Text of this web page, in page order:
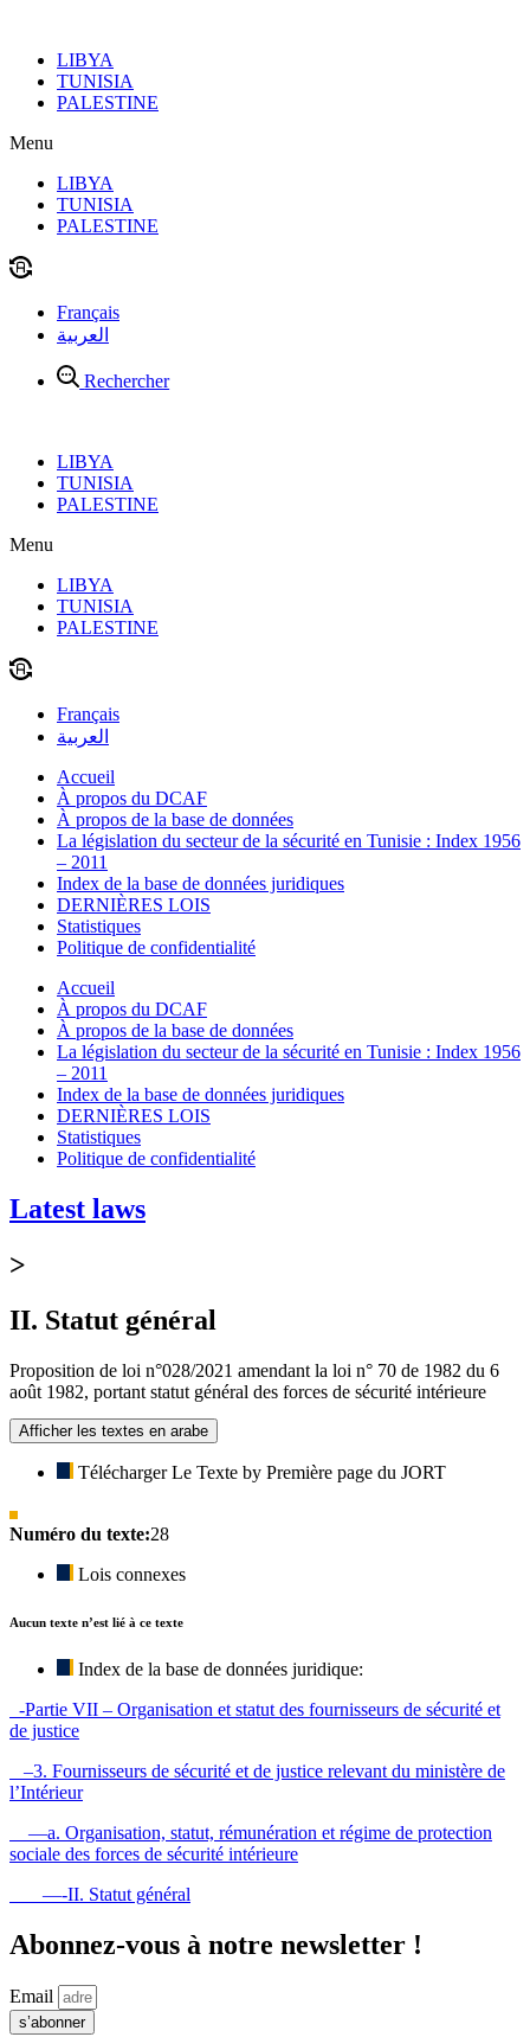
contenuLIBYA
TUNISIA
PALESTINE
Menu
LIBYA
TUNISIA
PALESTINE
Français
العربية
Rechercher
LIBYA
TUNISIA
PALESTINE
Menu
LIBYA
TUNISIA
PALESTINE
Français
العربية
Accueil
À propos du DCAF
À propos de la base de données
La législation du secteur de la sécurité en Tunisie : Index 1956
– 2011
Index de la base de données juridiques
DERNIÈRES LOIS
Statistiques
Politique de confidentialité
Accueil
À propos du DCAF
À propos de la base de données
La législation du secteur de la sécurité en Tunisie : Index 1956
– 2011
Index de la base de données juridiques
DERNIÈRES LOIS
Statistiques
Politique de confidentialité
Latest laws
>
II. Statut général
Proposition de loi n°028/2021 amendant la loi n° 70 de 1982 du 6
août 1982, portant statut général des forces de sécurité intérieure
Afficher les textes en arabe
Télécharger Le Texte by Première page du JORT
Numéro du texte:28
Lois connexes
Aucun texte n’est lié à ce texte
Index de la base de données juridique:
-Partie VII – Organisation et statut des fournisseurs de sécurité et
de justice
–3. Fournisseurs de sécurité et de justice relevant du ministère de
l’Intérieur
—a. Organisation, statut, rémunération et régime de protection
sociale des forces de sécurité intérieure
—-II. Statut général
Abonnez-vous à notre newsletter !
Email
s’abonner